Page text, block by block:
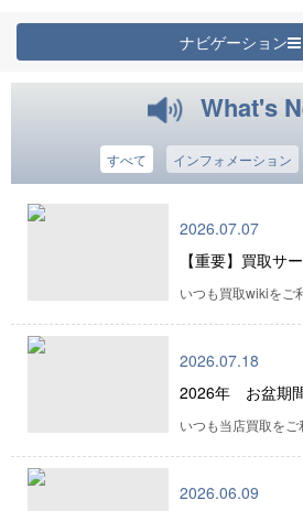
■HPに掲載の無い商品は下記よりお問い
「お問い合わせ」
■当店の価格保証に関しましては、下記
「宅配買取利用規約」
■会員情報の変更手続きに関しまして：
買取承諾書の手書き訂正でのご対応の
をご確認ください。
■お振込ご希望時の住民票原本について:
初回に住民票等をお送り頂きましたお
「詳細はこちらへ」
ナビゲーション
What's
すべて インフォメーション
2026.07.07
2026.07.18
2026年 お盆期
2026.06.09